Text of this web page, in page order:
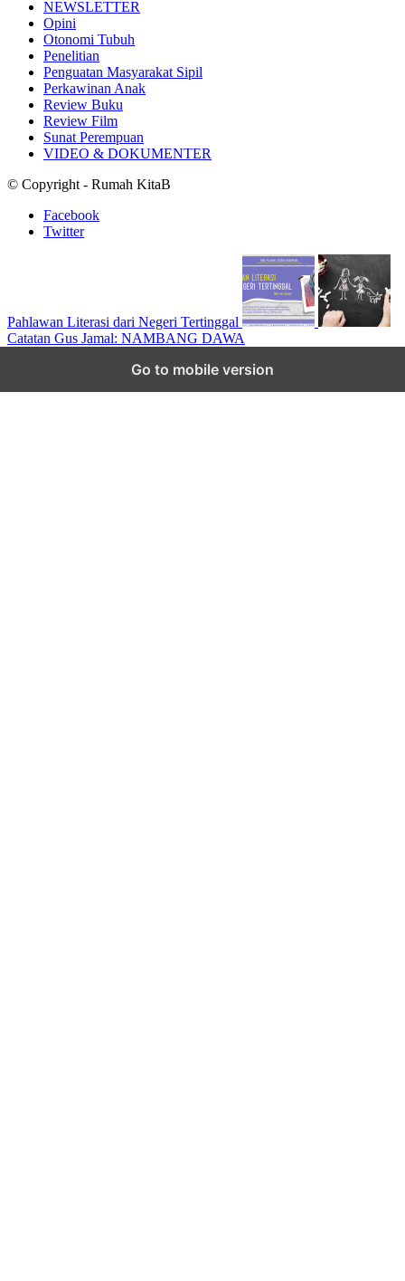
NEWSLETTER
Opini
Otonomi Tubuh
Penelitian
Penguatan Masyarakat Sipil
Perkawinan Anak
Review Buku
Review Film
Sunat Perempuan
VIDEO & DOKUMENTER
© Copyright - Rumah KitaB
Facebook
Twitter
Pahlawan Literasi dari Negeri Tertinggal
Catatan Gus Jamal: NAMBANG DAWA
Go to mobile version